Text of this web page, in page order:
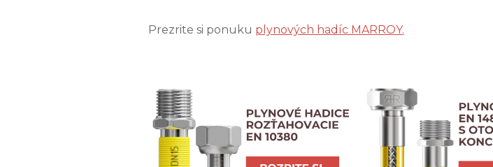
Prezrite si ponuku plynových hadíc MARROY.